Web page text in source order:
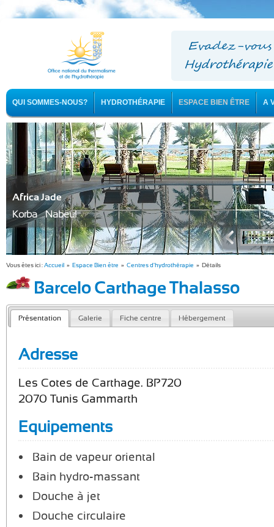
QUI SOMMES-NOUS? HYDROTHÉRAPIE ESPACE BIEN ÊTRE A
Africa Jade
Korba - Nabeul
Vous êtes ici :Accueil » Espace Bien être » Centres d'hydrothérapie » Détails
Barcelo Carthage Thalasso
Présentation Galerie Fiche centre Hébergement
Adresse
Les Cotes de Carthage. BP720
2070 Tunis Gammarth
Equipements
Bain de vapeur oriental
Bain hydro-massant
Douche à jet
Douche circulaire